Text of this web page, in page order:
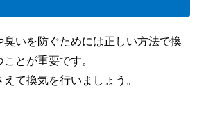
臭いを防ぐためには正しい方法で換
とが重要です。
て換気を行いましょう。